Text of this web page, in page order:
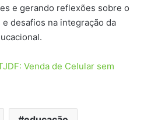
e gerando reflexões sobre o
desafios na integração da
Venda de Celular sem